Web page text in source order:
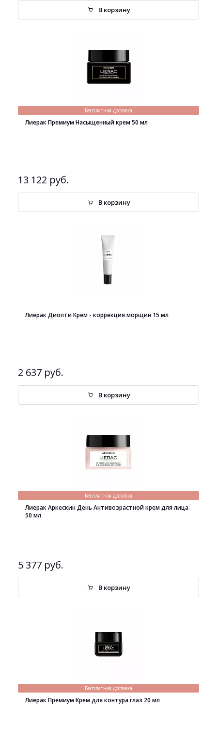
В корзину
Бесплатная доставка
Лиерак Премиум Насыщенный крем 50 мл
13 122 руб.
В корзину
Лиерак Диопти Крем - коррекция морщин 15 мл
2 637 руб.
В корзину
Бесплатная доставка
Лиерак Аркескин День Антивозрастной крем для лица
50 мл
5 377 руб.
В корзину
Бесплатная доставка
Лиерак Премиум Крем для контура глаз 20 мл